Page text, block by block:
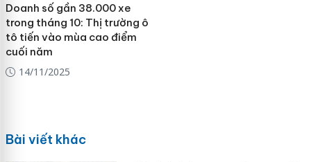
Doanh số gần 38.000 xe
trong tháng 10: Thị trường ô
tô tiến vào mùa cao điểm
cuối năm
14/11/2025
Bài viết khác